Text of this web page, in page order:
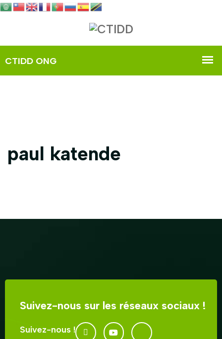
paul katende
Suivez-nous sur les réseaux sociaux !
Suivez-nous !